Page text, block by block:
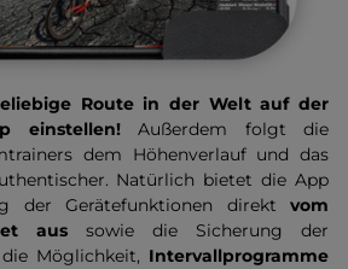
Route in der Welt auf der
einstellen!Außerdem folgt die
dem Höhenverlauf und das
Natürlich bietet die App
der Gerätefunktionen direkt vom
aus sowie die Sicherung der
Möglichkeit, Intervallprogramme